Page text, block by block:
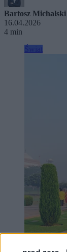
Bartosz Michalski
16.04.2026
4 min